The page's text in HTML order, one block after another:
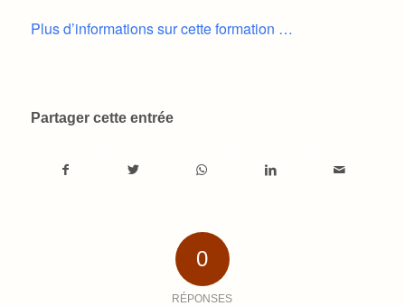
Plus d’informations sur cette formation …
Partager cette entrée
0
RÉPONSES